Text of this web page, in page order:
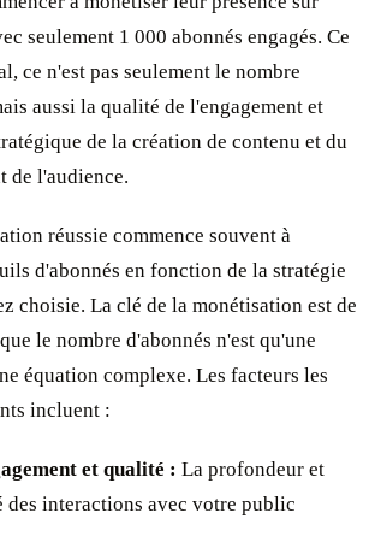
seulement 1 000 abonnés engagés. Ce
ce n'est pas seulement le nombre
aussi la qualité de l'engagement et
de la création de contenu et du
de l'audience.
réussie commence souvent à
d'abonnés en fonction de la stratégie
choisie. La clé de la monétisation est de
le nombre d'abonnés n'est qu'une
équation complexe. Les facteurs les
incluent :
et qualité : La profondeur et
des interactions avec votre public